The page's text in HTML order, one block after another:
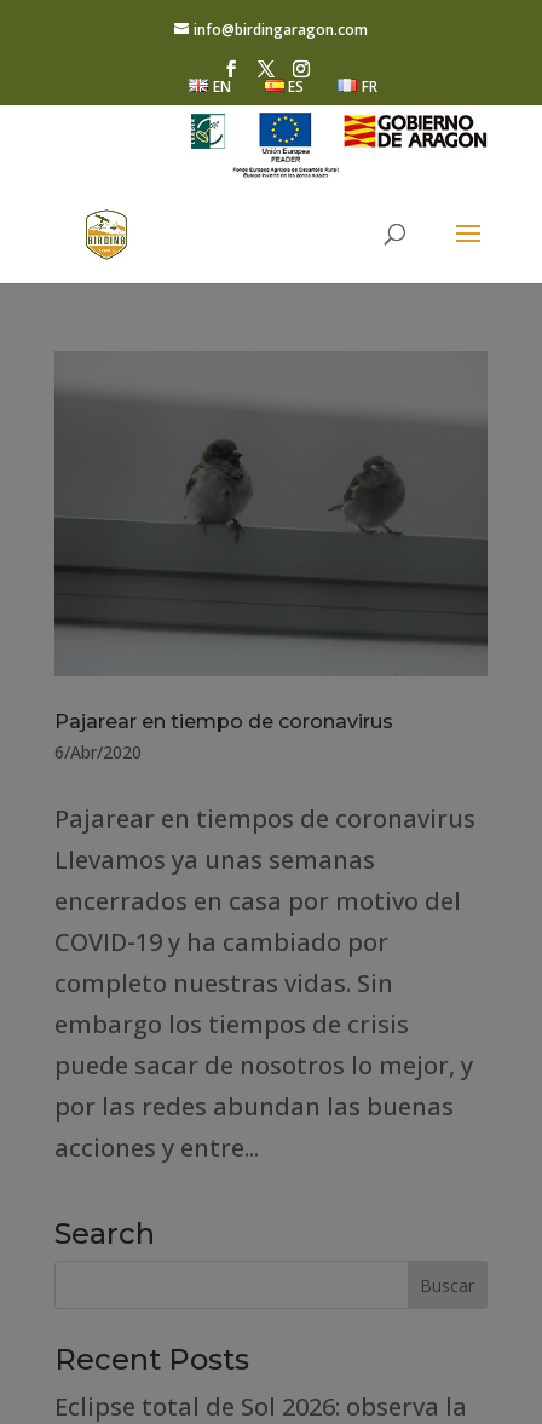
info@birdingaragon.com
EN ES FR
Pajarear en tiempo de coronavirus
6/Abr/2020
Pajarear en tiempos de coronavirus
Llevamos ya unas semanas
encerrados en casa por motivo del
COVID-19 y ha cambiado por
completo nuestras vidas. Sin
embargo los tiempos de crisis
puede sacar de nosotros lo mejor, y
por las redes abundan las buenas
acciones y entre...
Search
Recent Posts
Eclipse total de Sol 2026: observa la